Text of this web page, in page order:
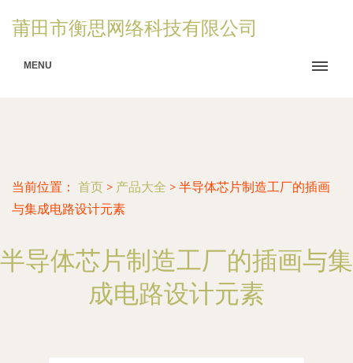
莆田市衡思网络科技有限公司
MENU
当前位置： 首页 > 产品大全 > 半导体芯片制造工厂的插画
与集成电路设计元素
半导体芯片制造工厂的插画与集
成电路设计元素